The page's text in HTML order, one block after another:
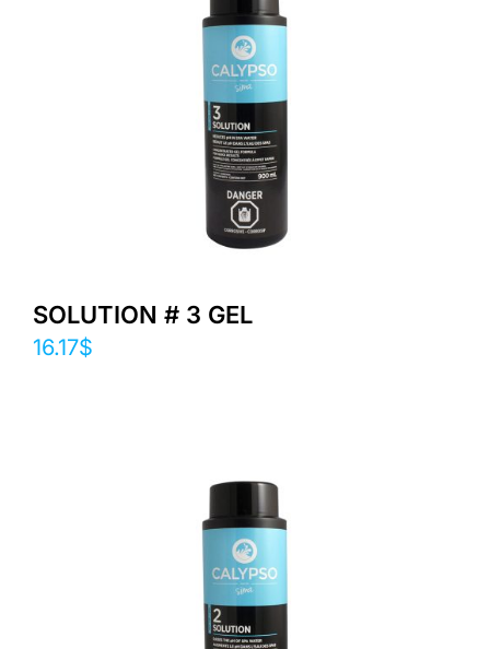
SOLUTION # 3 GEL
16.17$